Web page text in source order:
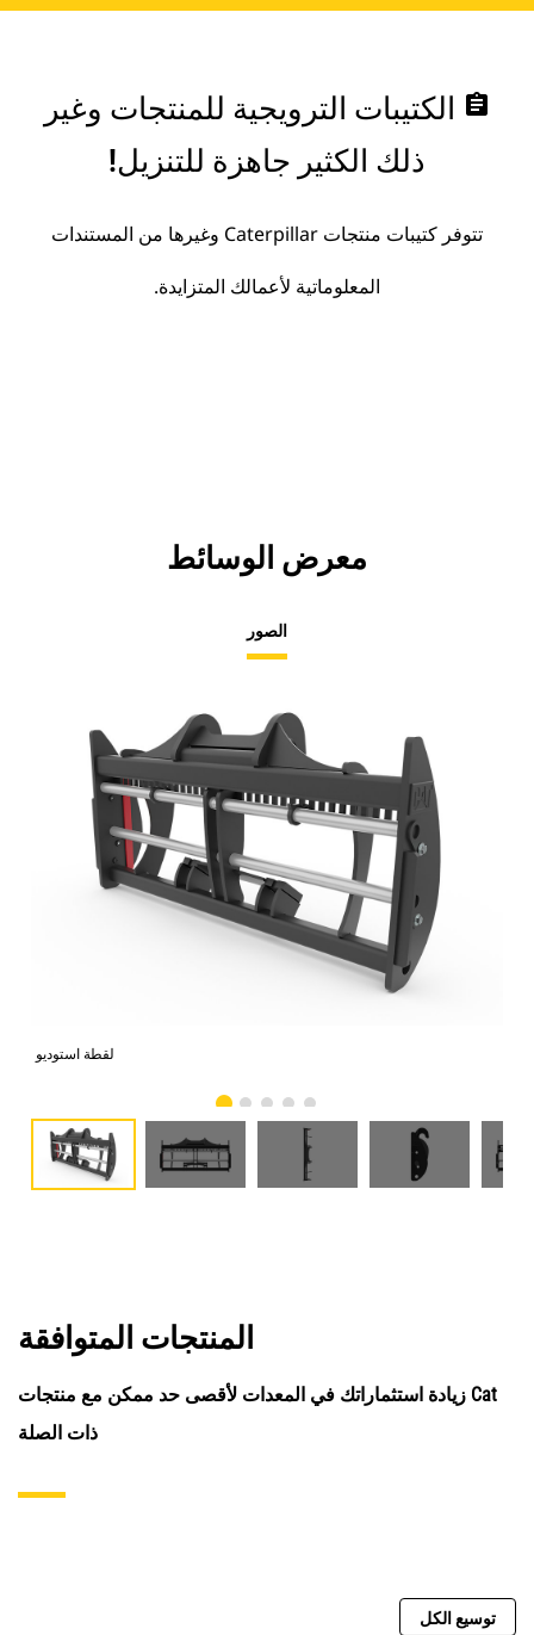
assignment الكتيبات الترويجية للمنتجات وغير
ذلك الكثير جاهزة للتنزيل!
تتوفر كتيبات منتجات Caterpillar وغيرها من المستندات
المعلوماتية لأعمالك المتزايدة.
معرض الوسائط
الصور
لقطة استوديو
المنتجات المتوافقة
زيادة استثماراتك في المعدات لأقصى حد ممكن مع منتجات Cat
ذات الصلة
توسيع الكل